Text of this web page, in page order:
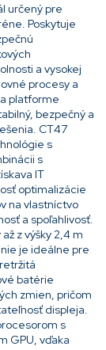
určený pre
Poskytuje
a vysokej
procesy a
platforme
bezpečný a
CT47
s
s
IT
optimalizácie
na vlastníctvo
a spoľahlivosť.
z výšky 2,4 m
je ideálne pre
batérie
zmien, pričom
displeja.
s
GPU, vďaka